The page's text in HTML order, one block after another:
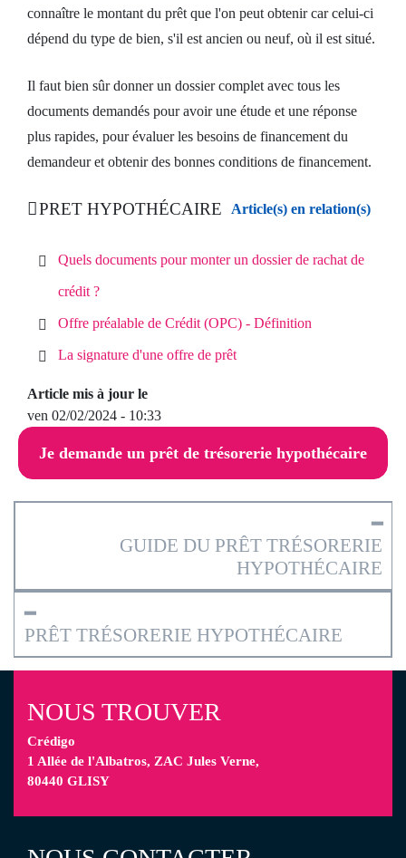
connaître le montant du prêt que l'on peut obtenir car celui-ci
dépend du type de bien, s'il est ancien ou neuf, où il est situé.
Il faut bien sûr donner un dossier complet avec tous les
documents demandés pour avoir une étude et une réponse
plus rapides, pour évaluer les besoins de financement du
demandeur et obtenir des bonnes conditions de financement.
PRET HYPOTHÉCAIRE Article(s) en relation(s)
Quels documents pour monter un dossier de rachat de
crédit ?
Offre préalable de Crédit (OPC) - Définition
La signature d'une offre de prêt
Article mis à jour le
ven 02/02/2024 - 10:33
Je demande un prêt de trésorerie hypothécaire
━
GUIDE DU PRÊT TRÉSORERIE
HYPOTHÉCAIRE
━
PRÊT TRÉSORERIE HYPOTHÉCAIRE
NOUS TROUVER
Crédigo
1 Allée de l'Albatros, ZAC Jules Verne,
80440 GLISY